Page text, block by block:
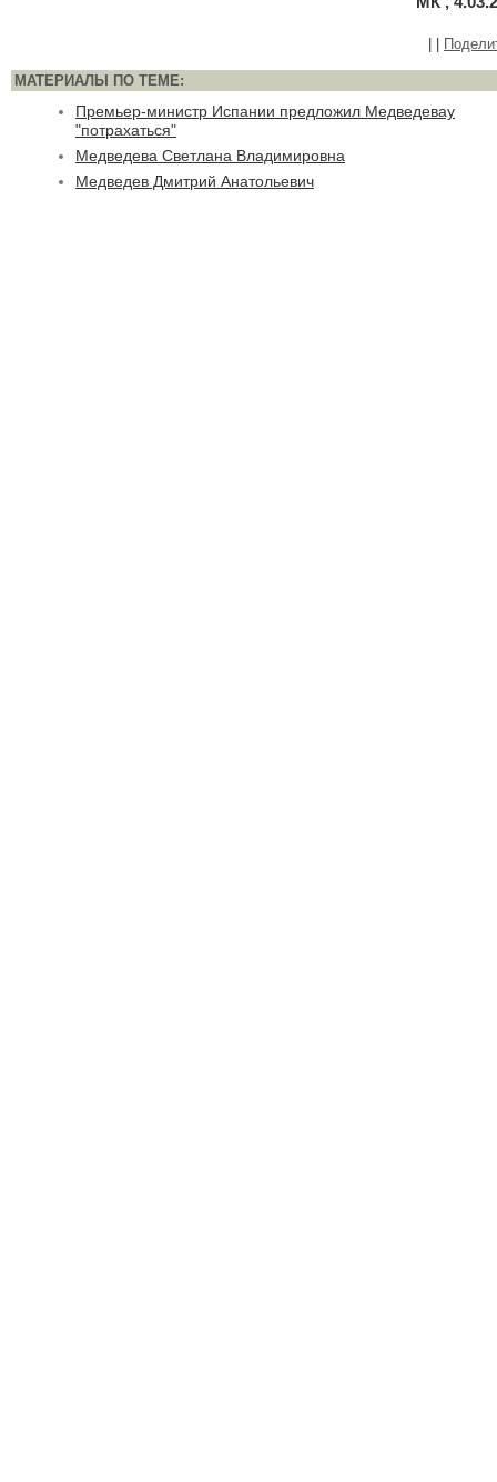
МАТЕРИАЛЫ ПО ТЕМЕ:
Премьер-министр Испании предложил Медведевау
"потрахаться"
Медведева Светлана Владимировна
Медведев Дмитрий Анатольевич